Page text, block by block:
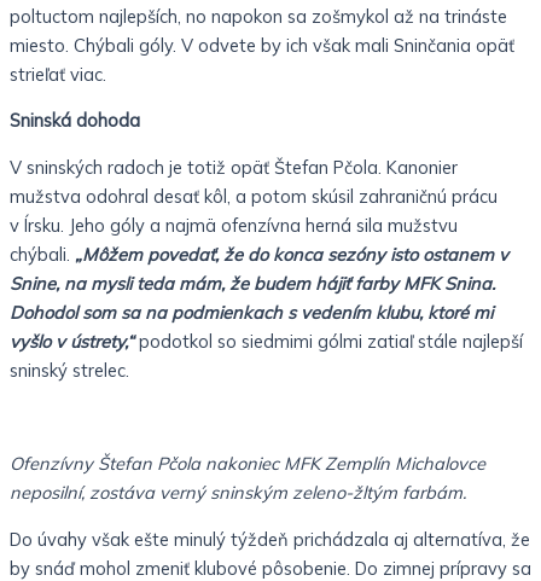
poltuctom najlepších, no napokon sa zošmykol až na trináste
miesto. Chýbali góly. V odvete by ich však mali Sninčania opäť
strieľať viac.
Sninská dohoda
V sninských radoch je totiž opäť Štefan Pčola. Kanonier
mužstva odohral desať kôl, a potom skúsil zahraničnú prácu
v Írsku. Jeho góly a najmä ofenzívna herná sila mužstvu
chýbali. „Môžem povedať, že do konca sezóny isto ostanem v
Snine, na mysli teda mám, že budem hájiť farby MFK Snina.
Dohodol som sa na podmienkach s vedením klubu, ktoré mi
vyšlo v ústrety,“podotkol so siedmimi gólmi zatiaľ stále najlepší
sninský strelec.
Ofenzívny Štefan Pčola nakoniec MFK Zemplín Michalovce
neposilní, zostáva verný sninským zeleno-žltým farbám.
Do úvahy však ešte minulý týždeň prichádzala aj alternatíva, že
by snáď mohol zmeniť klubové pôsobenie. Do zimnej prípravy sa